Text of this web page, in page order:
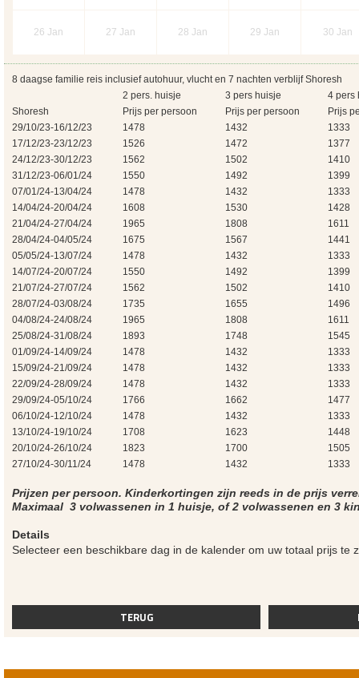
26 Jan 27 Jan 28 Jan 29 Jan 30 Jan
8 daagse familie reis inclusief autohuur, vlucht en 7 nachten verblijf Shoresh
2 pers. huisje
3 pers huisje
4 pers
Shoresh
Prijs per persoon Prijs per persoon
Prijs
29/10/23-16/12/23
1478 1432
1333
17/12/23-23/12/23
1526 1472
1377
24/12/23-30/12/23
1562 1502
1410
31/12/23-06/01/24
1550 1492
1399
07/01/24-13/04/24
1478 1432
1333
14/04/24-20/04/24
1608 1530
1428
21/04/24-27/04/24
1965 1808
1611
28/04/24-04/05/24
1675 1567
1441
05/05/24-13/07/24
1478 1432
1333
14/07/24-20/07/24
1550 1492
1399
21/07/24-27/07/24
1562 1502
1410
28/07/24-03/08/24
1735 1655
1496
04/08/24-24/08/24
1965 1808
1611
25/08/24-31/08/24
1893 1748
1545
01/09/24-14/09/24
1478 1432
1333
15/09/24-21/09/24
1478 1432
1333
22/09/24-28/09/24
1478 1432
1333
29/09/24-05/10/24
1766 1662
1477
06/10/24-12/10/24
1478 1432
1333
13/10/24-19/10/24
1708 1623
1448
20/10/24-26/10/24
1823 1700
1505
27/10/24-30/11/24
1478 1432 1333
Prijzen per persoon. Kinderkortingen zijn reeds in de prijs
Maximaal 3 volwassenen in 1 huisje, of 2 volwassenen en 3
Details
Selecteer een beschikbare dag in de kalender om uw totaal prijs te
TERUG